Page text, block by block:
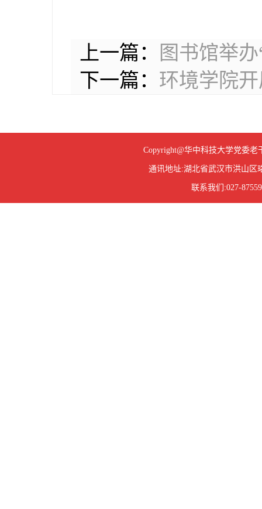
上一篇：
图书馆举
下一篇： 环境学院
Copyright@华中科技大学党委
通讯地址:湖北省武汉市洪山区
联系我们:027-